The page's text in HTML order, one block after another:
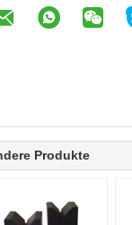
Produkte